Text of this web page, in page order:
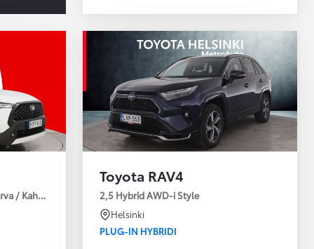
-
/ Kahdet Renkaat / Huoltokirja / Moottorinlämmitin!
Toyota RAV4
2,5 Hybrid AWD-i Style
Helsinki
PLUG-IN HYBRIDI